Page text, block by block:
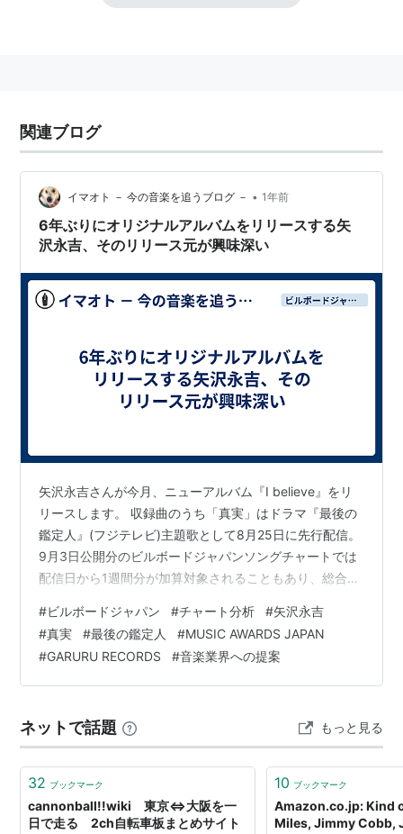
関連ブログ
イマオト － 今の音楽を追うブログ － • 1年前
6年ぶりにオリジナルアルバムをリリースする矢
沢永吉、そのリリース元が興味深い
矢沢永吉さんが今月、ニューアルバム『I believe』をリ
リースします。 収録曲のうち「真実」はドラマ『最後の
鑑定人』(フジテレビ)主題歌として8月25日に先行配信。
9月3日公開分のビルボードジャパンソングチャートでは
配信日から1週間分が加算対象されることもあり、総合
ンロード指標の元となるDownload Songsチャートの速
報値(集計期間：8月25～27日)にて6位を記録していま
す。 【先ヨミ・デジタル】Snow Man「カリスマック
ス」3.7万DL超でDLソング首位独走中 矢沢永吉、初のチ
#ビルボードジャパン #チャート分析 #矢沢永吉
#真実 #最後の鑑定人 #MUSIC AWARDS JAPAN
#GARURU RECORDS #音楽業界への提案
ネットで話題 もっと見る
32 ブックマーク
cannonball!!wiki 東京⇔大阪を一
日で走る 2ch自転車板まとめサイト
10 ブックマーク
Amazon.co.jp: Kind
Miles, Jimmy Cobb,